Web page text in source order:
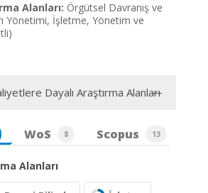
Alanları: Örgütsel Davranış ve
Yönetimi, İşletme, Yönetim ve
Dayalı Araştırma Alanları
WoS 8 Scopus 13
Alanları